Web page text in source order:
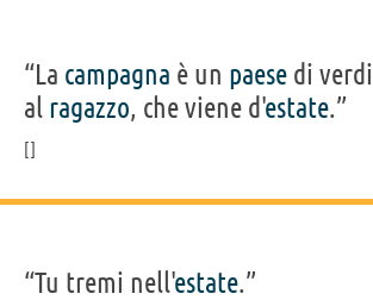
“La campagna è un paese di verdi
al ragazzo, che viene d'estate.”
“Tu tremi nell'estate.”